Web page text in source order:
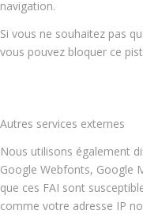
navigation.
Si vous ne souhaitez pas
vous pouvez bloquer ce
Autres services externes
Nous utilisons également
Google Webfonts, Google
que ces FAI sont
comme votre adresse IP